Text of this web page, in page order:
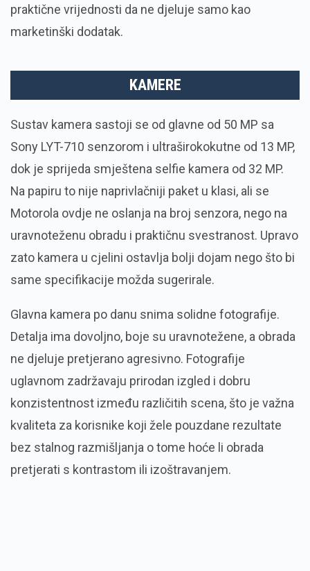
praktične vrijednosti da ne djeluje samo kao
marketinški dodatak.
KAMERE
Sustav kamera sastoji se od glavne od 50 MP sa
Sony LYT-710 senzorom i ultraširokokutne od 13 MP,
dok je sprijeda smještena selfie kamera od 32 MP.
Na papiru to nije naprivlačniji paket u klasi, ali se
Motorola ovdje ne oslanja na broj senzora, nego na
uravnoteženu obradu i praktičnu svestranost. Upravo
zato kamera u cjelini ostavlja bolji dojam nego što bi
same specifikacije možda sugerirale.
Glavna kamera po danu snima solidne fotografije.
Detalja ima dovoljno, boje su uravnotežene, a obrada
ne djeluje pretjerano agresivno. Fotografije
uglavnom zadržavaju prirodan izgled i dobru
konzistentnost između različitih scena, što je važna
kvaliteta za korisnike koji žele pouzdane rezultate
bez stalnog razmišljanja o tome hoće li obrada
pretjerati s kontrastom ili izoštravanjem.